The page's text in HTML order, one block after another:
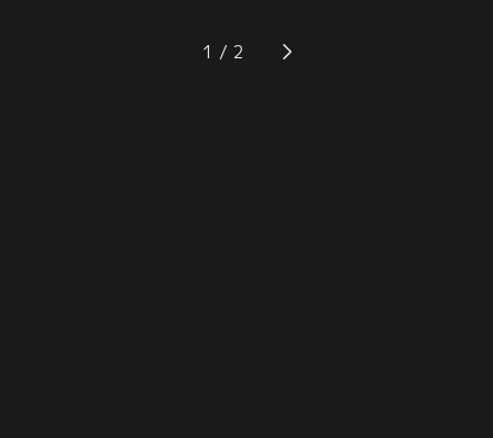
ため留学をしたいと真剣に話す美波
に、驚く翼だった。後日、風邪をひ
ゴールデンウィークに会いたい」と
翼に告げる美波。初めて見る彼女の
1